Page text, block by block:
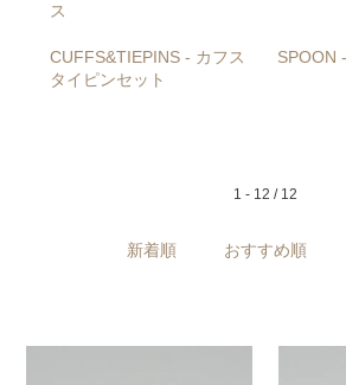
ス
CUFFS&TIEPINS - カフス
タイピンセット
SPOON
1 - 12 / 12
新着順 おすすめ順